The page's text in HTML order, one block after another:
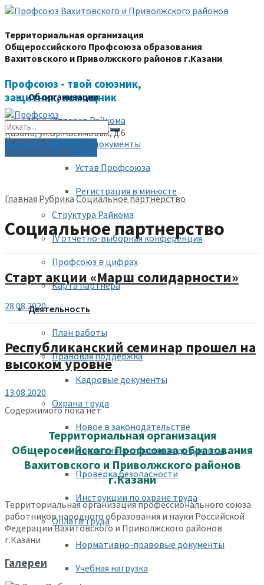
Территориальная организация
Общероссийского Профсоюза образования
Вахитовского и Приволжского районов г.Казани
Профсоюз - твой союзник,
защитник, помощник
prk-ed@yandex.ru
Казань, ул.Бр.Касимовых, д.6
(843) 228-68-80
Об организации
Аппарат Райкома
Уставные документы
Устав Профсоюза
Регистрация в минюсте
Структура Райкома
IV отчетно-выборная конференция
Профсоюз в цифрах
Карта партнера
Деятельность
План работы
Правовая поддержка
Кадровые документы
Охрана труда
Новое в законодательстве
Нормативно-правовые документы
Проверка безопасности
Инструкции по охране труда
Оплата труда
Нормативно-правовые документы
Учебная нагрузка
Ничего нет
Посмотреть все
Главная Рубрика Социальное партнерство
Социальное партнерство
Старт акции «Марш солидарности»
28.08.2020
Республиканский семинар прошел на
высоком уровне
13.08.2020
Содержимого пока нет
Территориальная организация
Общероссийского Профсоюза образования
Вахитовского и Приволжского районов
г.Казани
Территориальная организация профессионального союза
работников народного образования и науки Российской
Федерации Вахитовского и Приволжского районов
г.Казани
Галереи